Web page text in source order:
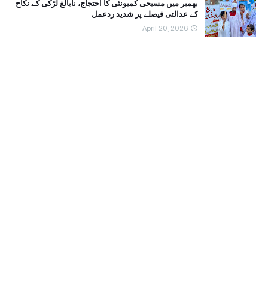
بھمبر میں مسیحی کمیونٹی کا احتجاج، نابالغ لڑکی کے نکاح
کے عدالتی فیصلے پر شدید ردعمل
April 20, 2026